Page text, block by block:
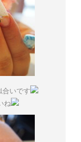
合いです
ね